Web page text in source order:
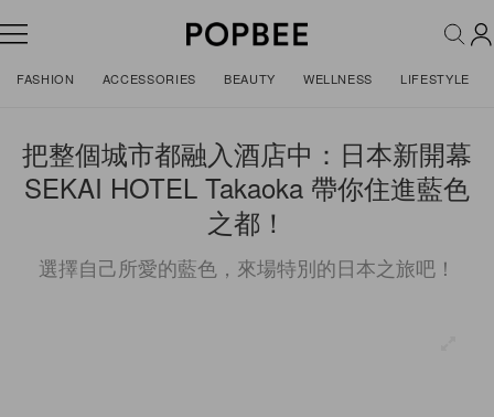
FASHION ACCESSORIES BEAUTY WELLNESS LIFESTYLE
把整個城市都融入酒店中：日本新開幕
SEKAI HOTEL Takaoka 帶你住進藍色
之都！
選擇自己所愛的藍色，來場特別的日本之旅吧！